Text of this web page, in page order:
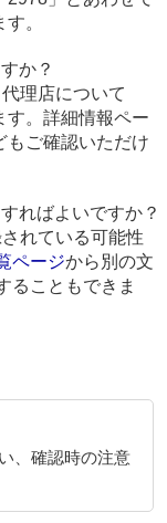
。
か？
理店について
す。詳細情報ペー
もご確認いただけ
ればよいですか？
れている可能性
ページから別の文
ることもできま
、確認時の注意